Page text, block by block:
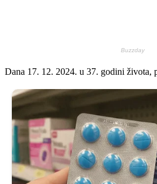
Dana 17. 12. 2024. u 37. godini života,